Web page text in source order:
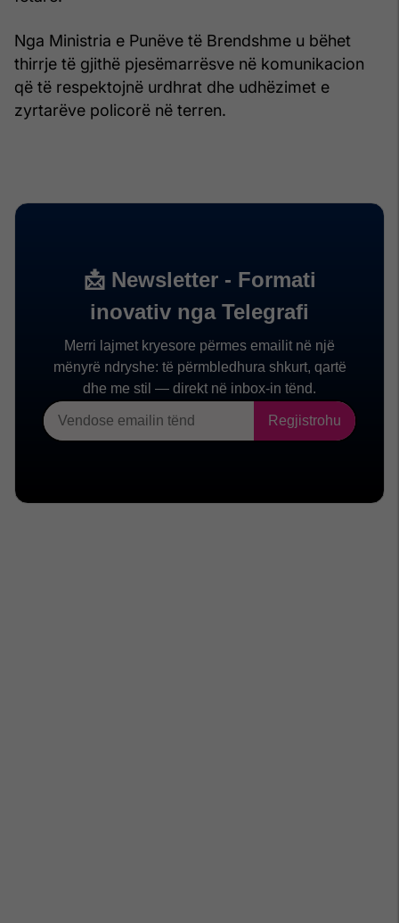
Nga Ministria e Punëve të Brendshme u bëhet
thirrje të gjithë pjesëmarrësve në komunikacion
që të respektojnë urdhrat dhe udhëzimet e
zyrtarëve policorë në terren.